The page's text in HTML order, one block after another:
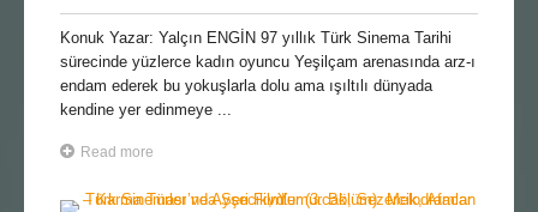
Konuk Yazar: Yalçın ENGİN 97 yıllık Türk Sinema Tarihi
sürecinde yüzlerce kadın oyuncu Yeşilçam arenasında arz-ı
endam ederek bu yokuşlarla dolu ama ışıltılı dünyada
kendine yer edinmeye ...
Read more